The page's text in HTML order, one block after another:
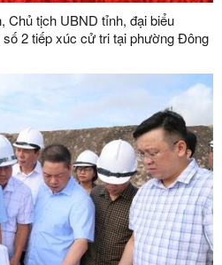
Chủ tịch UBND tỉnh, đại biểu
2 tiếp xúc cử tri tại phường Đông